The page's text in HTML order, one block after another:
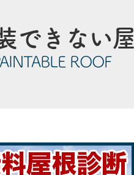
できない
ROOF